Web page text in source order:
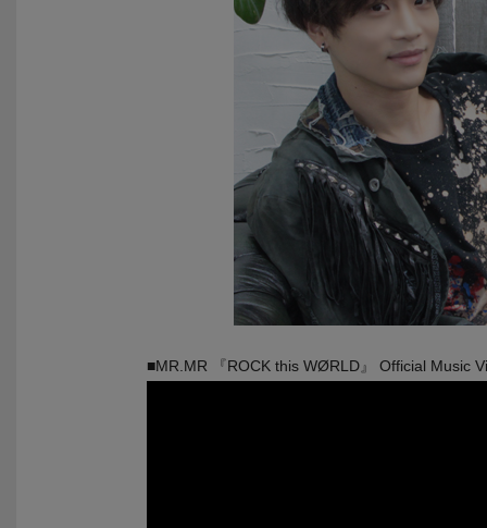
■MR.MR 『ROCK this WØRLD』 Official Music